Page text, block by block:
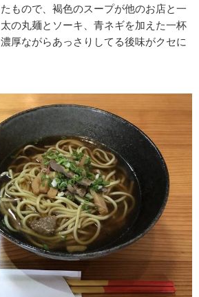
もので、褐色のスープが他のお店と一
の丸麺とソーキ、青ネギを加えた一杯
厚ながらあっさりしてる後味がクセに